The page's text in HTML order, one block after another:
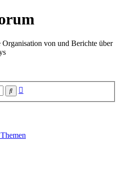
von und Berichte über
Suche